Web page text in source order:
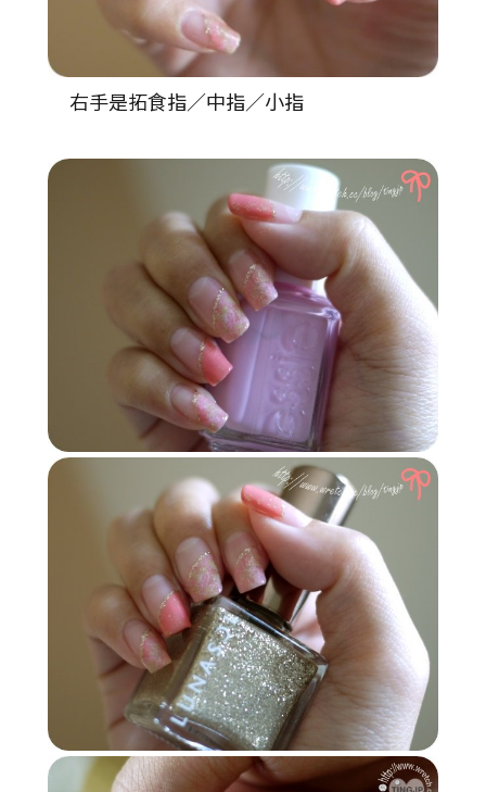
右手是拓食指／中指／小指